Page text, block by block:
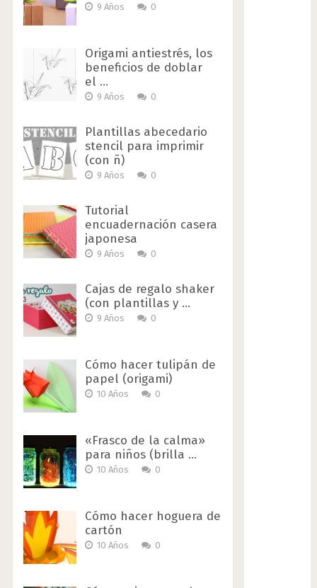
9 Años 0
Origami antiestrés, los
beneficios de doblar
el …
9 Años 0
Plantillas abecedario
stencil para imprimir
(con ñ)
9 Años 0
Tutorial
encuadernación casera
japonesa
9 Años 0
Cajas de regalo shaker
(con plantillas y …
9 Años 0
Cómo hacer tulipán de
papel (origami)
10 Años 0
«Frasco de la calma»
para niños (brilla …
10 Años 0
Cómo hacer hoguera de
cartón
10 Años 0